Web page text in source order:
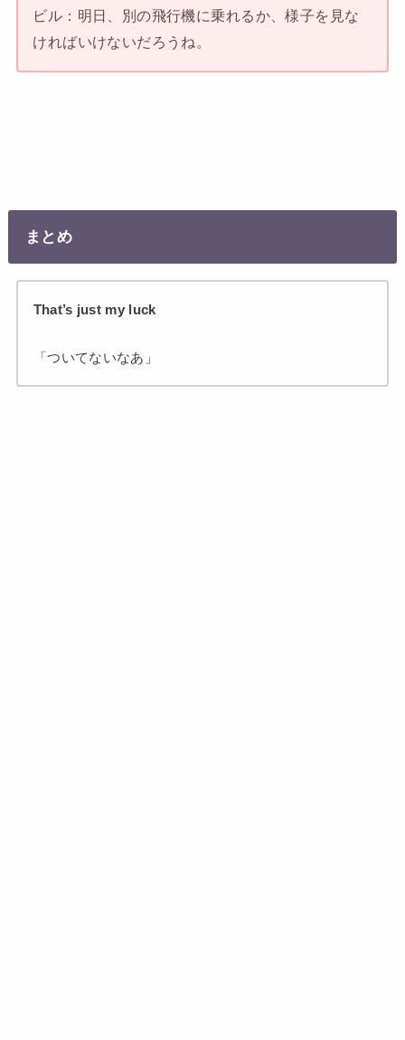
ビル：明日、別の飛行機に乗れるか、様子を見な
ければいけないだろうね。
まとめ
That’s just my luck
「ついてないなあ」